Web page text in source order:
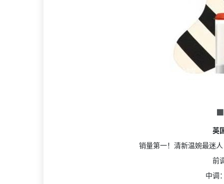
英
销量第一！清新温婉最迷
前
中调